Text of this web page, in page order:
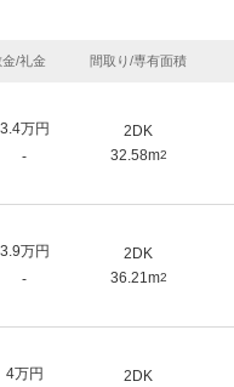
金/礼金 間取り/専有面積
3.4万円
-
2DK
32.58m2
3.9万円
-
2DK
36.21m2
4万円
2DK